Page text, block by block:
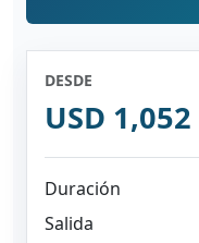
DESDE
USD 1,052
Duración
Salida